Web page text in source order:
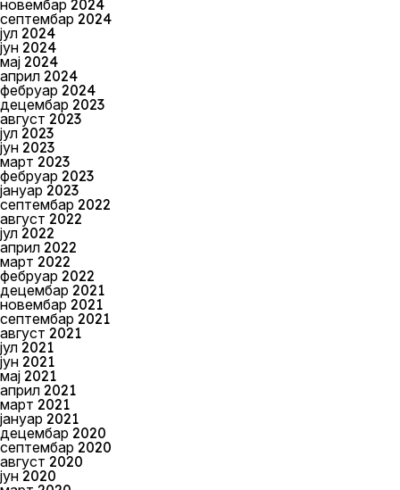
новембар 2024
септембар 2024
јул 2024
јун 2024
мај 2024
април 2024
фебруар 2024
децембар 2023
август 2023
јул 2023
јун 2023
март 2023
фебруар 2023
јануар 2023
септембар 2022
август 2022
јул 2022
април 2022
март 2022
фебруар 2022
децембар 2021
новембар 2021
септембар 2021
август 2021
јул 2021
јун 2021
мај 2021
април 2021
март 2021
јануар 2021
децембар 2020
септембар 2020
август 2020
јун 2020